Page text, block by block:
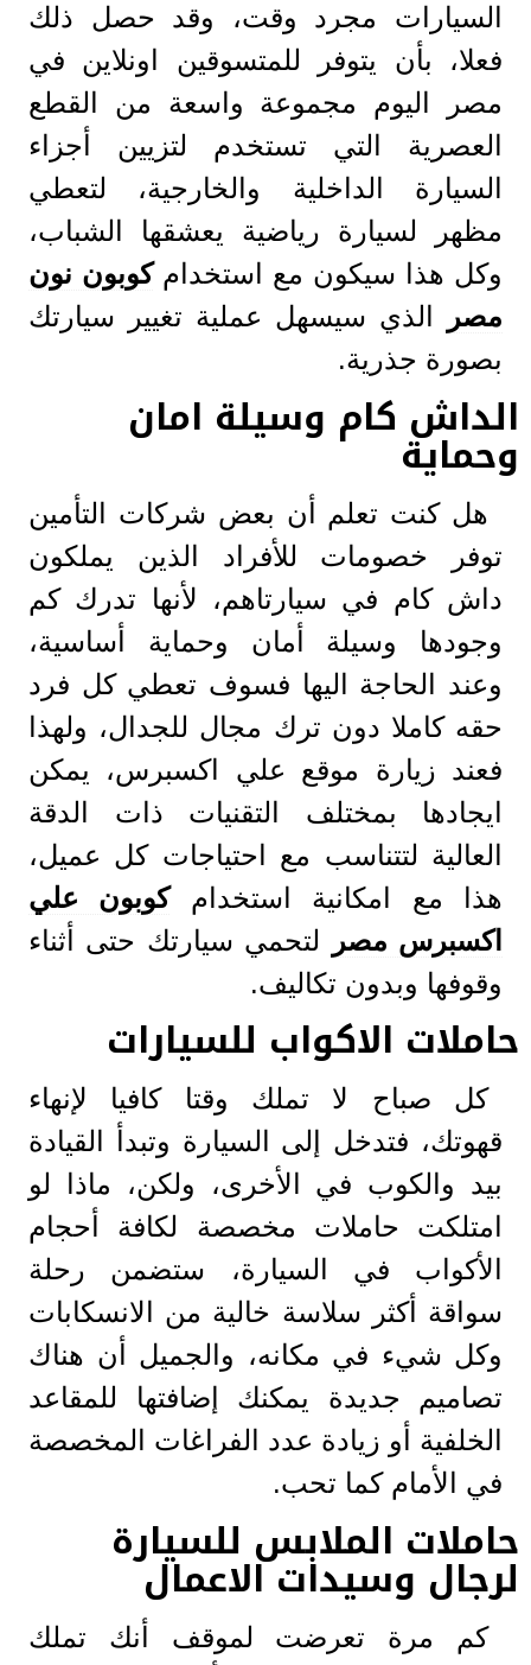
السيارات مجرد وقت، وقد حصل ذلك
فعلا، بأن يتوفر للمتسوقين اونلاين في
مصر اليوم مجموعة واسعة من القطع
العصرية التي تستخدم لتزيين أجزاء
السيارة الداخلية والخارجية، لتعطي
مظهر لسيارة رياضية يعشقها الشباب،
وكل هذا سيكون مع استخدامكوبون نون
مصر
الذي سيسهل عملية تغيير سيارتك
بصورة جذرية.
الداش كام وسيلة امان
وحماية
هل كنت تعلم أن بعض شركات التأمين
توفر خصومات للأفراد الذين يملكون
داش كام في سيارتاهم، لأنها تدرك كم
وجودها وسيلة أمان وحماية أساسية،
وعند الحاجة اليها فسوف تعطي كل فرد
حقه كاملا دون ترك مجال للجدال، ولهذا
فعند زيارة موقع علي اكسبرس، يمكن
ايجادها بمختلف التقنيات ذات الدقة
العالية لتتناسب مع احتياجات كل عميل،
هذا مع امكانية استخدامكوبون علي
اكسبرس مصر
لتحمي سيارتك حتى أثناء
وقوفها وبدون تكاليف.
حاملات الاكواب للسيارات
كل صباح لا تملك وقتا كافيا لإنهاء
قهوتك، فتدخل إلى السيارة وتبدأ القيادة
بيد والكوب في الأخرى، ولكن، ماذا لو
امتلكت حاملات مخصصة لكافة أحجام
الأكواب في السيارة، ستضمن رحلة
سواقة أكثر سلاسة خالية من الانسكابات
وكل شيء في مكانه، والجميل أن هناك
تصاميم جديدة يمكنك إضافتها للمقاعد
الخلفية أو زيادة عدد الفراغات المخصصة
في الأمام كما تحب.
حاملات الملابس للسيارة
لرجال وسيدات الاعمال
كم مرة تعرضت لموقف أنك تملك